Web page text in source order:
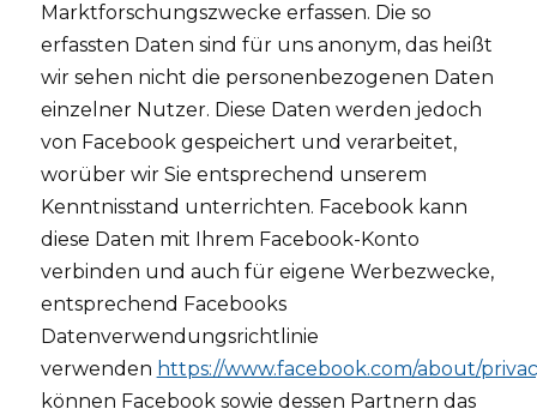
Marktforschungszwecke erfassen. Die so
erfassten Daten sind für uns anonym, das heißt
wir sehen nicht die personenbezogenen Daten
einzelner Nutzer. Diese Daten werden jedoch
von Facebook gespeichert und verarbeitet,
worüber wir Sie entsprechend unserem
Kenntnisstand unterrichten. Facebook kann
diese Daten mit Ihrem Facebook-Konto
verbinden und auch für eigene Werbezwecke,
entsprechend Facebooks
Datenverwendungsrichtlinie
verwenden https://www.facebook.com/about/
können Facebook sowie dessen Partnern das